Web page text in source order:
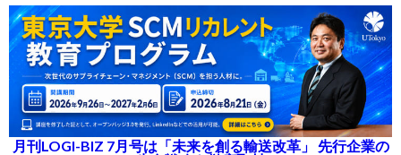
月刊LOGI-BIZ 7月号は「未来を創る輸送改革」 先行企業の